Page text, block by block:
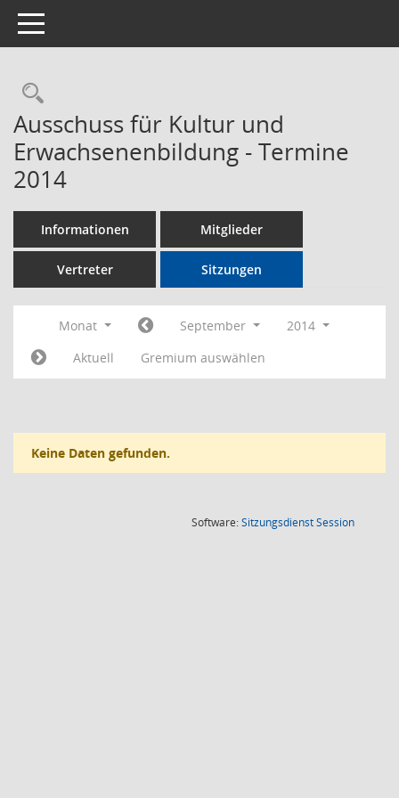
Toggle navigation
Rechercheauswahl
Ausschuss für Kultur und
Erwachsenenbildung - Termine
2014
Informationen Mitglieder
Vertreter Sitzungen
Monat September
2014
Aktuell
Gremium auswählen
Keine Daten gefunden.
Software:SitzungsdienstSession(Wird in